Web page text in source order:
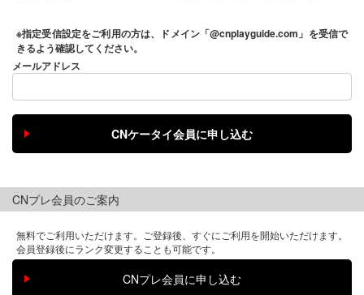
※指定受信設定をご利用の方は、ドメイン「@cnplayguide.com」を受信で
きるよう確認してください。
メールアドレス
CNプレ会員のご案内
無料でご利用いただけます。ご登録後、すぐにご利用を開始いただけます。
会員登録後にランク変更することも可能です。